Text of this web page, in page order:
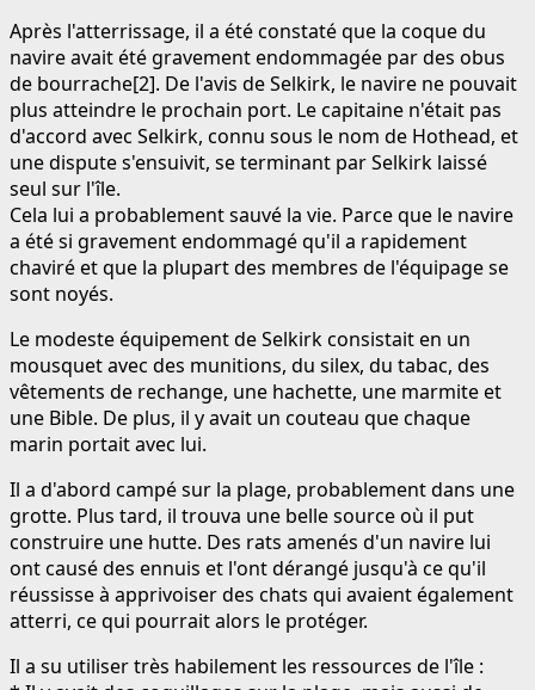
Après l'atterrissage, il a été constaté que la coque du
navire avait été gravement endommagée par des obus
de bourrache[2]. De l'avis de Selkirk, le navire ne pouvait
plus atteindre le prochain port. Le capitaine n'était pas
d'accord avec Selkirk, connu sous le nom de Hothead, et
une dispute s'ensuivit, se terminant par Selkirk laissé
seul sur l'île.
Cela lui a probablement sauvé la vie. Parce que le navire
a été si gravement endommagé qu'il a rapidement
chaviré et que la plupart des membres de l'équipage se
sont noyés.
Le modeste équipement de Selkirk consistait en un
mousquet avec des munitions, du silex, du tabac, des
vêtements de rechange, une hachette, une marmite et
une Bible. De plus, il y avait un couteau que chaque
marin portait avec lui.
Il a d'abord campé sur la plage, probablement dans une
grotte. Plus tard, il trouva une belle source où il put
construire une hutte. Des rats amenés d'un navire lui
ont causé des ennuis et l'ont dérangé jusqu'à ce qu'il
réussisse à apprivoiser des chats qui avaient également
atterri, ce qui pourrait alors le protéger.
Il a su utiliser très habilement les ressources de l'île :